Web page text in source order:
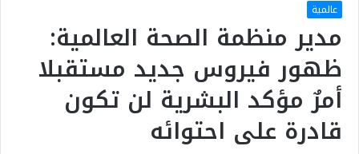
عالمية
مدير منظمة الصحة العالمية:
ظهور فيروس جديد مستقبلا
أمرٌ مؤكد البشرية لن تكون
قادرة على احتوائه